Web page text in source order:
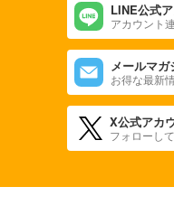
LINE公式
アカウント
メールマガ
お得な最新
X公式アカ
フォローし